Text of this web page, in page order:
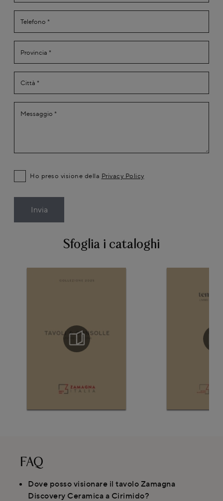
Sfoglia i cataloghi
Ho preso visione della Privacy Policy
Invia
FAQ
Dove posso visionare il tavolo Zamagna
Discovery Ceramica a Cirimido?